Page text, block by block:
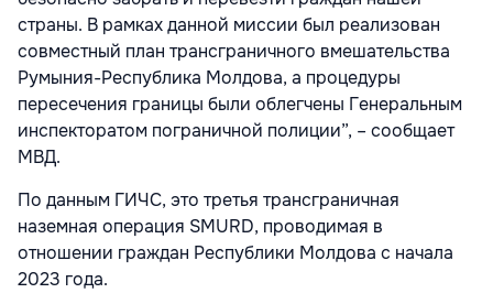
страны. В рамках данной миссии был реализован
совместный план трансграничного вмешательства
Румыния-Республика Молдова, а процедуры
пересечения границы были облегчены Генеральным
инспекторатом пограничной полиции”, – сообщает
МВД.
По данным ГИЧС, это третья трансграничная
наземная операция SMURD, проводимая в
отношении граждан Республики Молдова с начала
2023 года.